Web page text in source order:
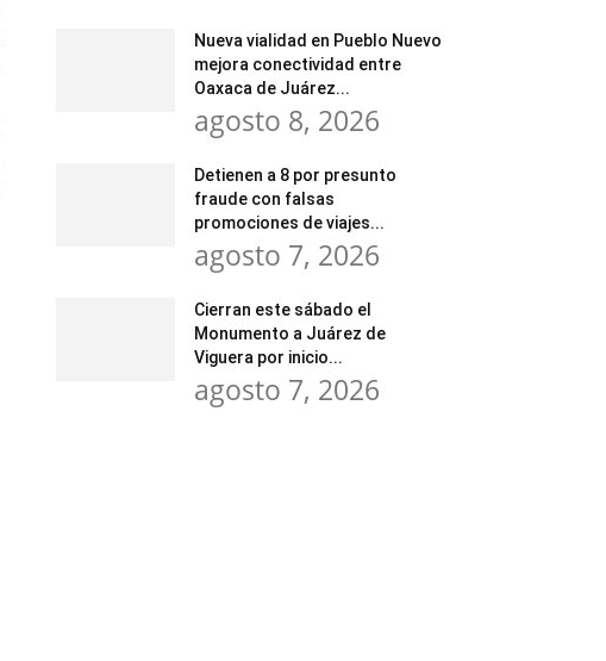
Nueva vialidad en Pueblo Nuevo
mejora conectividad entre
Oaxaca de Juárez...
agosto 8, 2026
Detienen a 8 por presunto
fraude con falsas
promociones de viajes...
agosto 7, 2026
Cierran este sábado el
Monumento a Juárez de
Viguera por inicio...
agosto 7, 2026